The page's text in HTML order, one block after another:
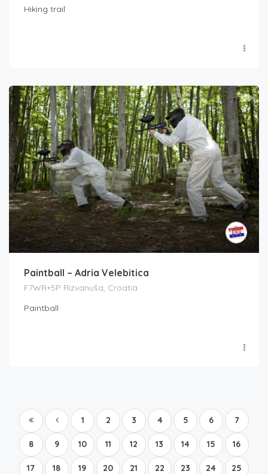
Hiking trail
Paintball – Adria Velebitica
F7WR+5P Rizvanuša, Croatia
Paintball
1 2 3 4 5 6 7
8 9 10 11 12 13 14 15 16
17 18 19 20 21 22 23 24 25